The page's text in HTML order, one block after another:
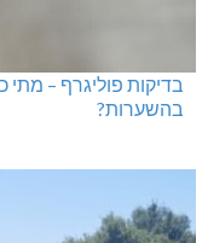
בדיקות פוליגרף –
בהשערות?